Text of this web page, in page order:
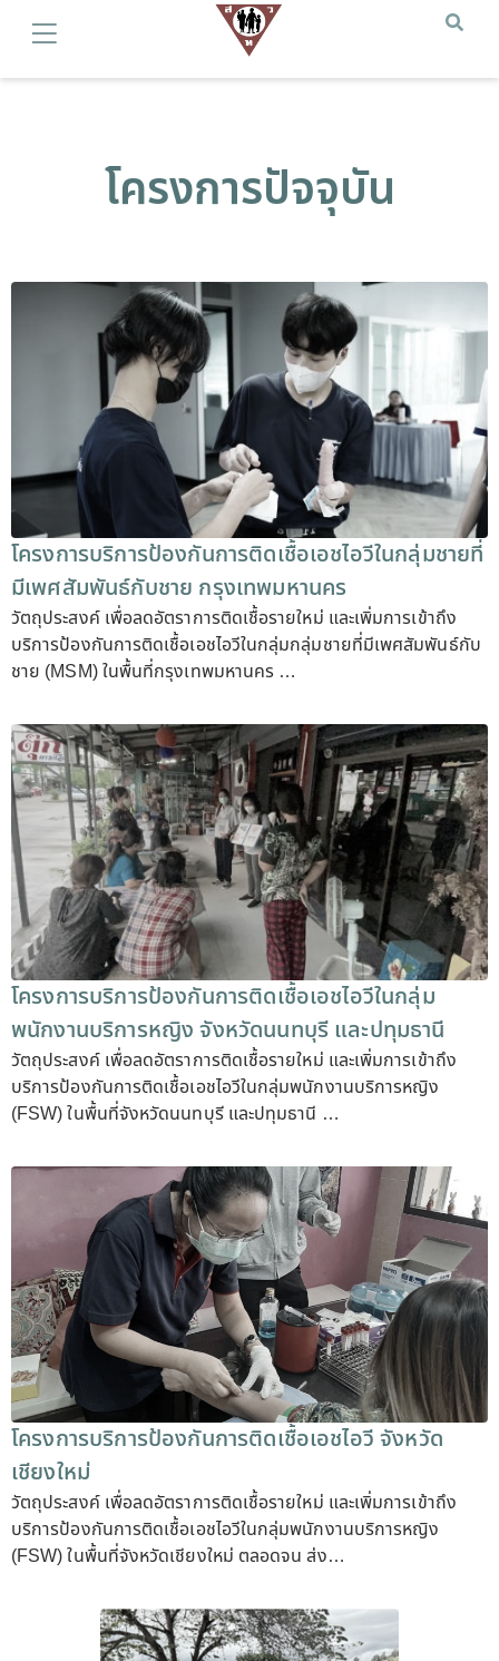
โครงการปัจจุบัน
โครงการบริการป้องกันการติดเชื้อเอชไอวีในกลุ่มชายที่
มีเพศสัมพันธ์กับชาย กรุงเทพมหานคร
วัตถุประสงค์ เพื่อลดอัตราการติดเชื้อรายใหม่ และเพิ่มการเข้าถึง
บริการป้องกันการติดเชื้อเอชไอวีในกลุ่มกลุ่มชายที่มีเพศสัมพันธ์กับ
ชาย (MSM) ในพื้นที่กรุงเทพมหานคร …
โครงการบริการป้องกันการติดเชื้อเอชไอวีในกลุ่ม
พนักงานบริการหญิง จังหวัดนนทบุรี และปทุมธานี
วัตถุประสงค์ เพื่อลดอัตราการติดเชื้อรายใหม่ และเพิ่มการเข้าถึง
บริการป้องกันการติดเชื้อเอชไอวีในกลุ่มพนักงานบริการหญิง
(FSW) ในพื้นที่จังหวัดนนทบุรี และปทุมธานี …
โครงการบริการป้องกันการติดเชื้อเอชไอวี จังหวัด
เชียงใหม่
วัตถุประสงค์ เพื่อลดอัตราการติดเชื้อรายใหม่ และเพิ่มการเข้าถึง
บริการป้องกันการติดเชื้อเอชไอวีในกลุ่มพนักงานบริการหญิง
(FSW) ในพื้นที่จังหวัดเชียงใหม่ ตลอดจน ส่ง…